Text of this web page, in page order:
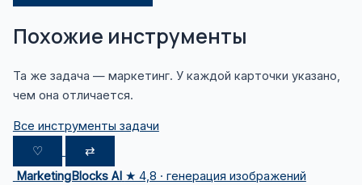
Похожие инструменты
Та же задача — маркетинг. У каждой карточки указано,
чем она отличается.
Все инструменты задачи
♡
⇄
MarketingBlocks AI ★ 4,8 · генерация изображений